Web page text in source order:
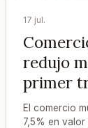
17 jul.
redujo
primer
El comercio
7,5% en valor